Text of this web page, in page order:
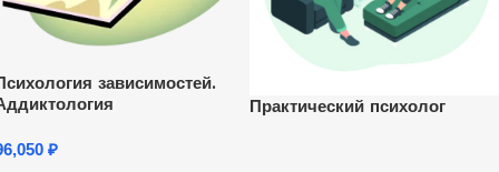
зависимостей.
₽
Практический психолог